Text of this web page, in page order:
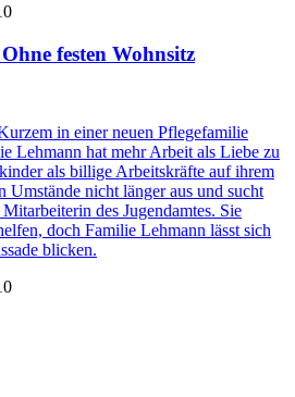
festen Wohnsitz
in einer neuen Pflegefamilie
Lehmann hat mehr Arbeit als Liebe zu
als billige Arbeitskräfte auf ihrem
Umstände nicht länger aus und sucht
des Jugendamtes. Sie
doch Familie Lehmann lässt sich
blicken.